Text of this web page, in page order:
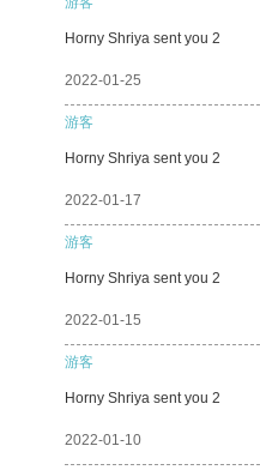
Horny Shriya sent you 2
2022-01-25
游客
Horny Shriya sent you 2
2022-01-17
游客
Horny Shriya sent you 2
2022-01-15
游客
Horny Shriya sent you 2
2022-01-10